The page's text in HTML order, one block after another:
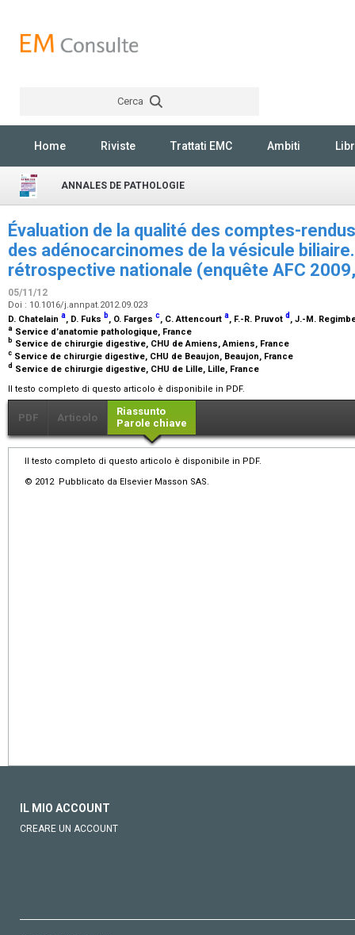
Cerca
Home Riviste Trattati EMC Ambiti
ANNALES DE PATHOLOGIE
Évaluation de la qualité des comptes-
des adénocarcinomes de la vésicule
rétrospective nationale (enquête AFC
05/11/12
Doi : 10.1016/j.annpat.2012.09.023
D. Chatelain a, D. Fuks b, O. Farges c, C. Attencourt a, F.-R. Pruvot d , J.-M.
a Service d’anatomie pathologique, France
b Service de chirurgie digestive, CHU de Amiens, Amiens, France
c Service de chirurgie digestive, CHU de Beaujon, Beaujon, France
d Service de chirurgie digestive, CHU de Lille, Lille, France
Il testo completo di questo articolo è disponibile in PDF.
PDF Articolo
Riassunto
Parole chiave
Il testo completo di questo articolo è disponibile in PDF.
© 2012 Pubblicato da Elsevier Masson SAS.
IL MIO ACCOUNT
CREARE UN ACCOUNT